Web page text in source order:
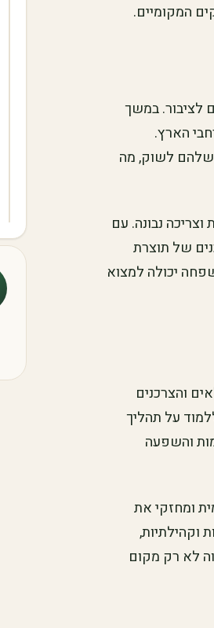
המקומיים.
לציבור. במשך
הארץ.
שלהם לשוק, מה
נבונה. עם
של תוצרת
יכולה למצוא
והצרכנים
על תהליך
והשפעה
ומחזקי את
וקהילתיות,
לא רק מקום